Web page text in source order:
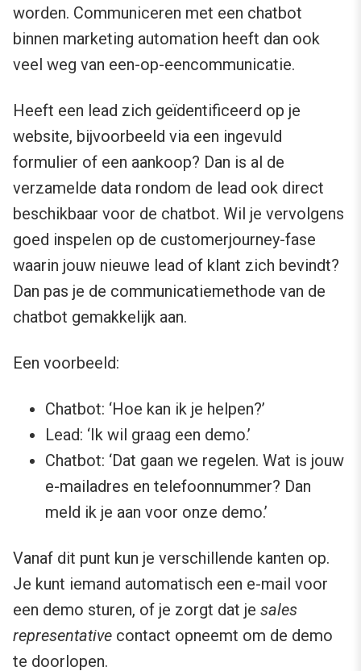
worden. Communiceren met een chatbot
binnen marketing automation heeft dan ook
veel weg van een-op-eencommunicatie.
Heeft een lead zich geïdentificeerd op je
website, bijvoorbeeld via een ingevuld
formulier of een aankoop? Dan is al de
verzamelde data rondom de lead ook direct
beschikbaar voor de chatbot. Wil je vervolgens
goed inspelen op de customerjourney-fase
waarin jouw nieuwe lead of klant zich bevindt?
Dan pas je de communicatiemethode van de
chatbot gemakkelijk aan.
Een voorbeeld:
Chatbot: ‘Hoe kan ik je helpen?’
Lead: ‘Ik wil graag een demo.’
Chatbot: ‘Dat gaan we regelen. Wat is jouw
e-mailadres en telefoonnummer? Dan
meld ik je aan voor onze demo.’
Vanaf dit punt kun je verschillende kanten op.
Je kunt iemand automatisch een e-mail voor
een demo sturen, of je zorgt dat je sales
representative contact opneemt om de demo
te doorlopen.